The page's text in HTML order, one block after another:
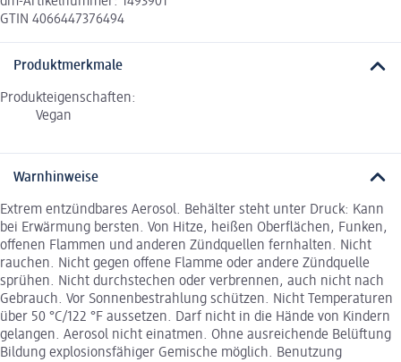
GTIN 4066447376494
Produktmerkmale
Produkteigenschaften:
Vegan
Warnhinweise
Extrem entzündbares Aerosol. Behälter steht unter Druck: Kann
bei Erwärmung bersten. Von Hitze, heißen Oberflächen, Funken,
offenen Flammen und anderen Zündquellen fernhalten. Nicht
rauchen. Nicht gegen offene Flamme oder andere Zündquelle
sprühen. Nicht durchstechen oder verbrennen, auch nicht nach
Gebrauch. Vor Sonnenbestrahlung schützen. Nicht Temperaturen
über 50 °C/122 °F aussetzen. Darf nicht in die Hände von Kindern
gelangen. Aerosol nicht einatmen. Ohne ausreichende Belüftung
Bildung explosionsfähiger Gemische möglich. Benutzung